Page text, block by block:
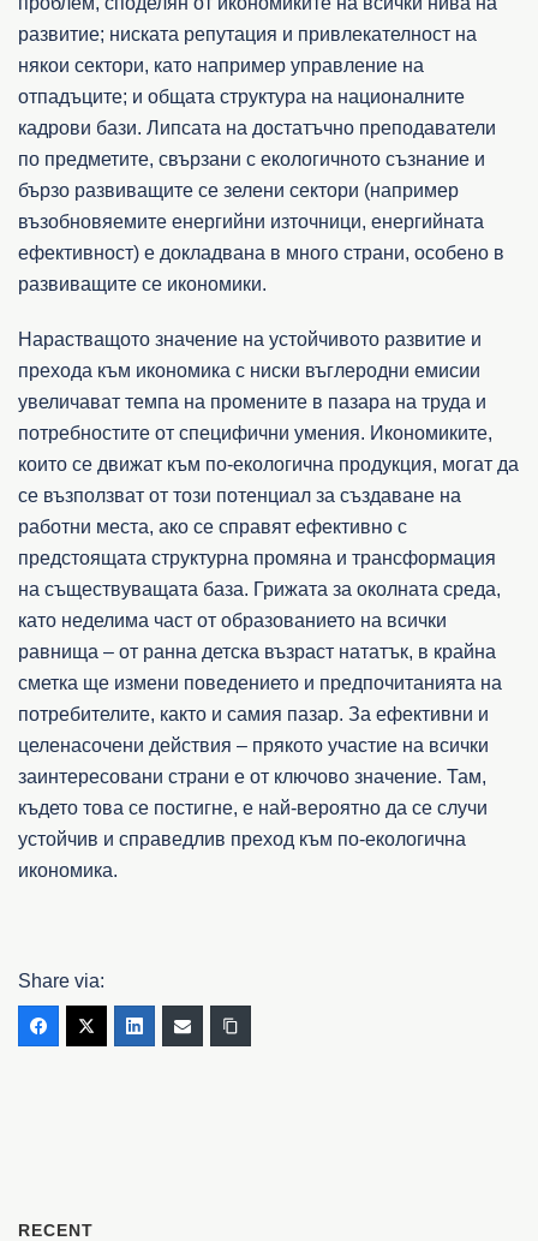
развитие; ниската репутация и привлекателност на
някои сектори, като например управление на
отпадъците; и общата структура на националните
кадрови бази. Липсата на достатъчно преподаватели
по предметите, свързани с екологичното съзнание и
бързо развиващите се зелени сектори (например
възобновяемите енергийни източници, енергийната
ефективност) е докладвана в много страни, особено в
развиващите се икономики.
Нарастващото значение на устойчивото развитие и
прехода към икономика с ниски въглеродни емисии
увеличават темпа на промените в пазара на труда и
потребностите от специфични умения. Икономиките,
които се движат към по-екологична продукция, могат да
се възползват от този потенциал за създаване на
работни места, ако се справят ефективно с
предстоящата структурна промяна и трансформация
на съществуващата база. Грижата за околната среда,
като неделима част от образованието на всички
равнища – от ранна детска възраст нататък, в крайна
сметка ще измени поведението и предпочитанията на
потребителите, както и самия пазар. За ефективни и
целенасочени действия – прякото участие на всички
заинтересовани страни е от ключово значение. Там,
където това се постигне, е най-вероятно да се случи
устойчив и справедлив преход към по-екологична
икономика.
Share via:
RECENT